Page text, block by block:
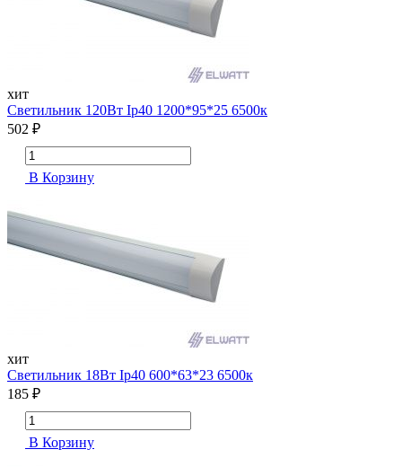
хит
Cветильник 120Вт Ip40 1200*95*25 6500к
502 ₽
В Корзину
хит
Cветильник 18Вт Ip40 600*63*23 6500к
185 ₽
В Корзину